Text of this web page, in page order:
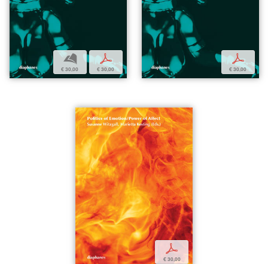
b
€ 30,00
p
€ 30,00
p
€ 30,00
p
€ 30,00